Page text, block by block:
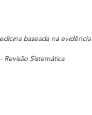
baseada na evidência
Sistemática